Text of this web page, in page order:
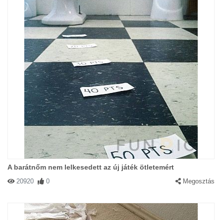
A barátnőm nem lelkesedett az új játék ötletemért
20920 0 Megosztás